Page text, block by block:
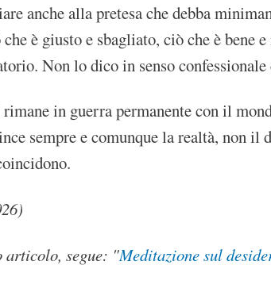
anche alla pretesa che debba
è giusto e sbagliato, ciò che è bene
Non lo dico in senso
in guerra permanente con il
sempre e comunque la realtà, non
articolo, segue: "Meditazione sul